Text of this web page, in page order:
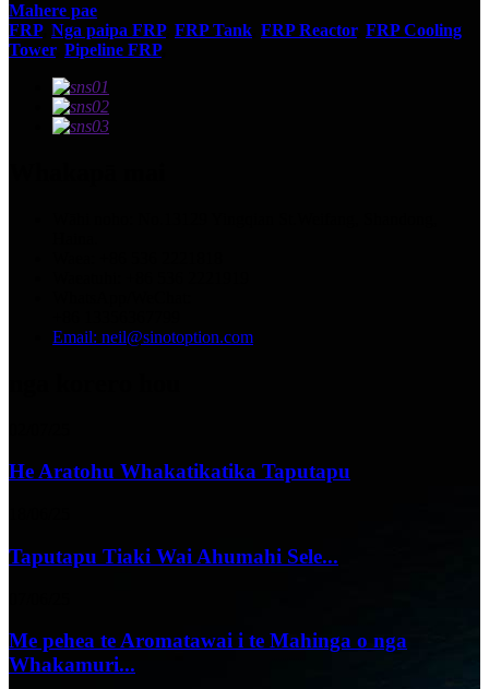
Mahere pae
FRP, Nga paipa FRP, FRP Tank FRP Reactor, FRP Cooling
Tower, Pipeline FRP,
Email: neil@sinotoption.com
He Aratohu Whakatikatika Taputapu
Taputapu Tiaki Wai Ahumahi Sele...
Me pehea te Aromatawai i te Mahinga o nga
Whakamuri...